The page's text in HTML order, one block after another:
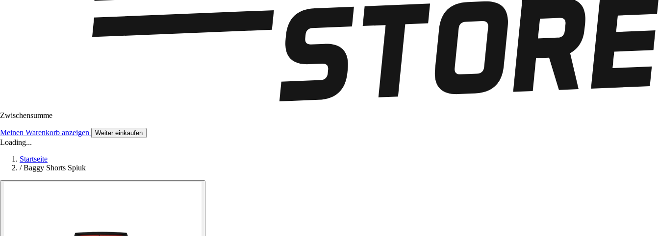
Zwischensumme
Meinen Warenkorb anzeigen Weiter einkaufen
Loading...
Startseite
/ Baggy Shorts Spiuk